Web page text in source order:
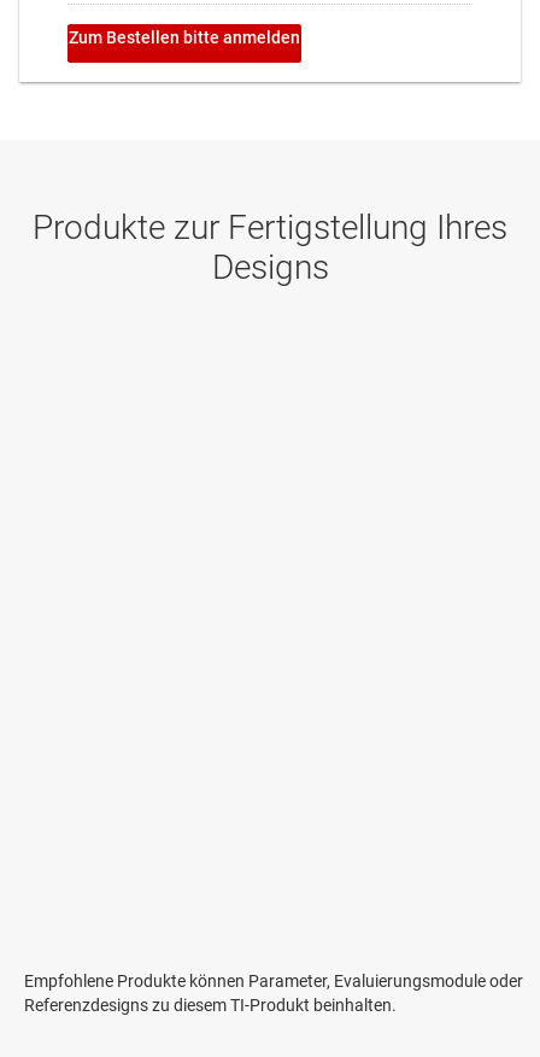
Empfohlene Produkte können Parameter, Evaluierungsmodule oder
Referenzdesigns zu diesem TI-Produkt beinhalten.